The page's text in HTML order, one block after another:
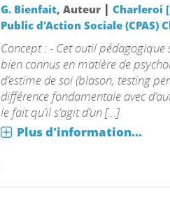
G. Bienfait, Auteur | Charleroi
Public d'Action Sociale (CPAS)
Concept : - Cet outil pédagogique
bien connus en matière de
d’estime de soi (blason, testing
différence fondamentale avec
le fait qu’il s’agit d’un [...]
Plus d'information...